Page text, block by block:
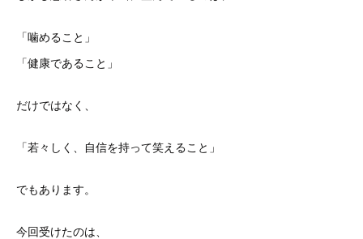
「噛めること」
「健康であること」
だけではなく、
「若々しく、自信を持って笑えること」
でもあります。
今回受けたのは、